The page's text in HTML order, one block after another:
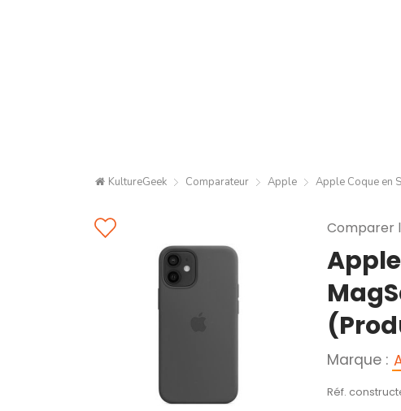
KultureGeek Comparateur Apple Apple Coque en
Comparer
Marque :
Réf.